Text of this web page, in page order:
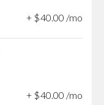
+ $40 00 /mo
+ $40.00 /mo